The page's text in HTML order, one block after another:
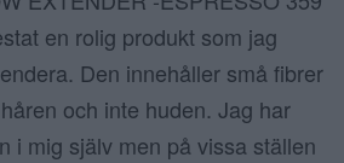
en rolig produkt som jag
Den innehåller små fibrer
och inte huden. Jag har
i mig själv men på vissa ställen